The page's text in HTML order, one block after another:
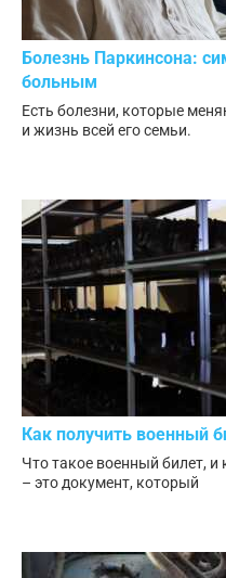
Болезнь Паркинсона:
больным
Есть болезни, которые
и жизнь всей его семьи.
Как получить военный
Что такое военный билет, и
– это документ, который